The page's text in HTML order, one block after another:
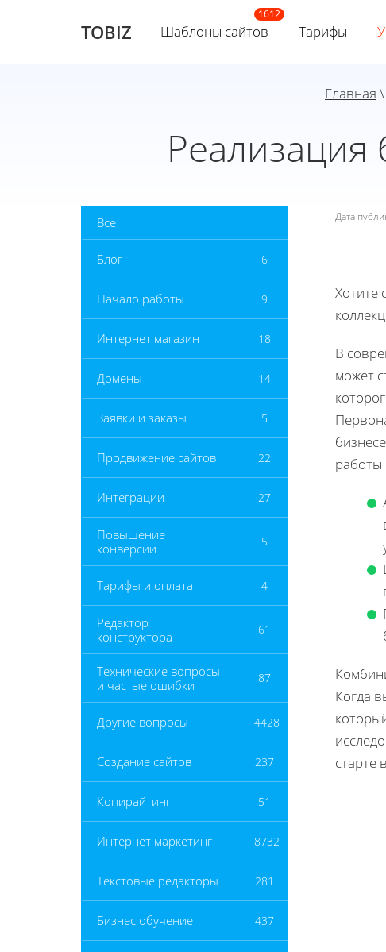
TOBIZ Шаблоны сайтов Тарифы
Главная \
Реализация
Все
Блог 6
Начало работы 9
Интернет магазин 18
Домены 14
Заявки и заказы 5
Продвижение сайтов 22
Интеграции 27
Повышение
конверсии
5
Тарифы и оплата 4
Редактор
конструктора
61
Технические вопросы
и частые ошибки
87
Другие вопросы 4428
Создание сайтов 237
Копирайтинг 51
Интернет маркетинг 8732
Текстовые редакторы 281
Бизнес обучение 437
Дата
Хотите
В
может
Когда
старте